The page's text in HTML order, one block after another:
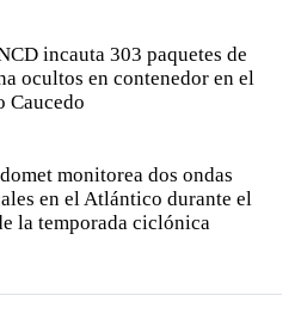
incauta 303 paquetes de
ocultos en contenedor en el
Caucedo
monitorea dos ondas
en el Atlántico durante el
la temporada ciclónica